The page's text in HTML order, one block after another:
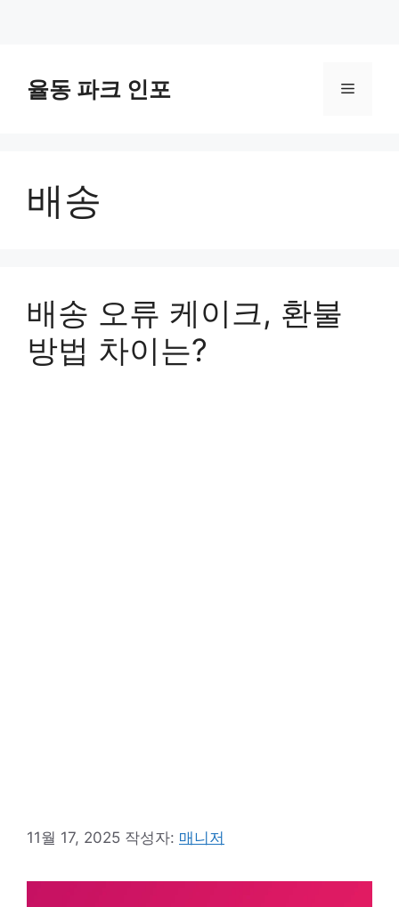
율동 파크 인포 메
배송
배송 오류 케이크, 환불
방법 차이는?
11월 17, 2025 작성자: 매니저